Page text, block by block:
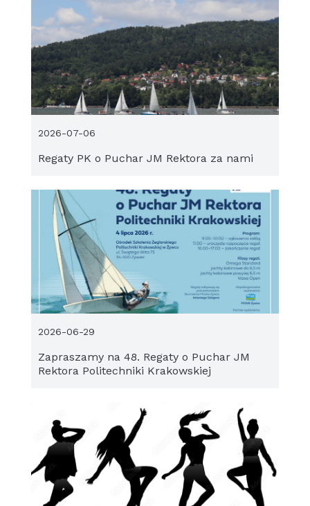
Regaty PK o Puchar JM Rektora za nami
2026-07-06
Zapraszamy na 48. Regaty o Puchar JM
Rektora Politechniki Krakowskiej
2026-06-29